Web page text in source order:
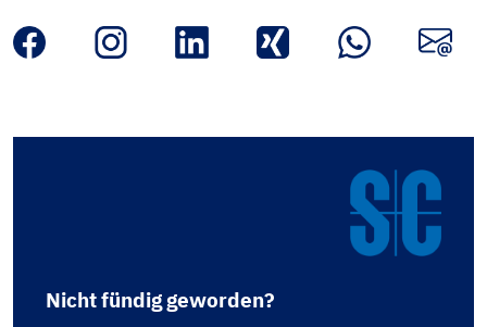
Nicht fündig geworden?